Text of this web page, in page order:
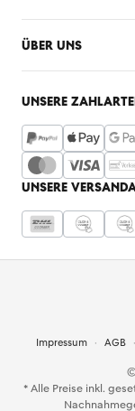
ÜBER UNS
UNSERE
UNSERE
Impressum AGB
* Alle Preise inkl.